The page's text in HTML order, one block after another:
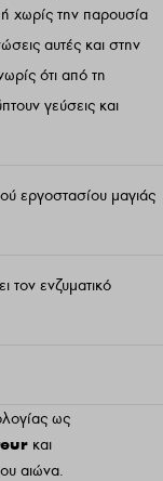
χωρίς την παρουσία
αυτές και στην
ότι από τη
γεύσεις και
εργοστασίου μαγιάς
τον ενζυματικό
ως
και
αιώνα.